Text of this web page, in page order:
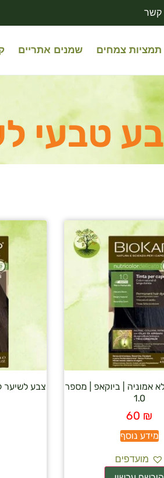
קשר
תמציות צמחים שמנים אתריים
טבעי
אמוניה | ביוקאפ | מספר
1.0
60 ₪
מידע נוסף
מועדפים
צבע לשיער